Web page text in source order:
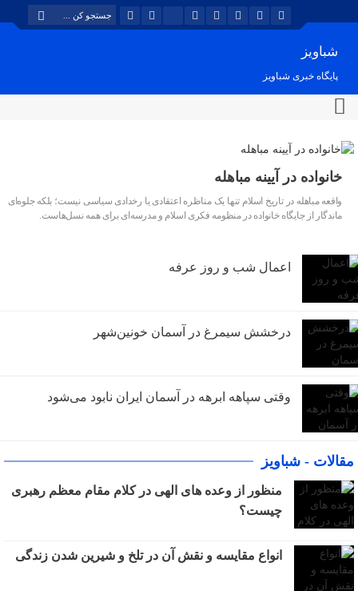
شباویز
پایگاه خبری شباویز
خانواده در آیینه مباهله
واقعه مباهله در تاریخ اسلام تنها یک مناظره اعتقادی یا رخدادی سیاسی نیست؛ بلکه جلوه‌ای
ماندگار از جایگاه خانواده در منظومه فکری اسلام و مدرسه‌ای برای همه نسل‌هاست.
اعمال شب و روز عرفه
درخشش سیمرغ در آسمان خونین‌شهر
وقتی سپاهه ابرهه در آسمان ایران نابود می‌شود
مقالات - شباویز
منظور از وعده های الهی در کلام مقام معظم رهبری
چیست؟
انواع مقایسه و نقش آن در تلخ و شیرین شدن زندگى